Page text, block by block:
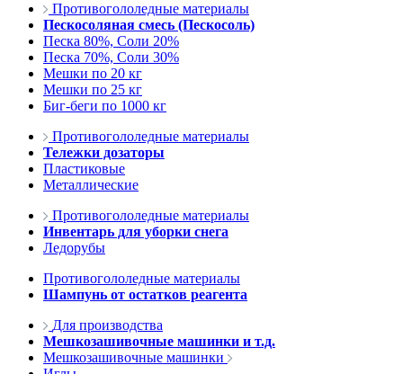
Противогололедные материалы
Пескосоляная смесь (Пескосоль)
Песка 80%, Соли 20%
Песка 70%, Соли 30%
Мешки по 20 кг
Мешки по 25 кг
Биг-беги по 1000 кг
Противогололедные материалы
Тележки дозаторы
Пластиковые
Металлические
Противогололедные материалы
Инвентарь для уборки снега
Ледорубы
Противогололедные материалы
Шампунь от остатков реагента
Для производства
Мешкозашивочные машинки и т.д.
Мешкозашивочные машинки